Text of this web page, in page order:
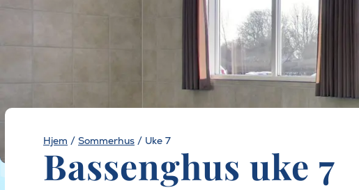
Hjem / Sommerhus / Uke 7
Bassenghus uke 7